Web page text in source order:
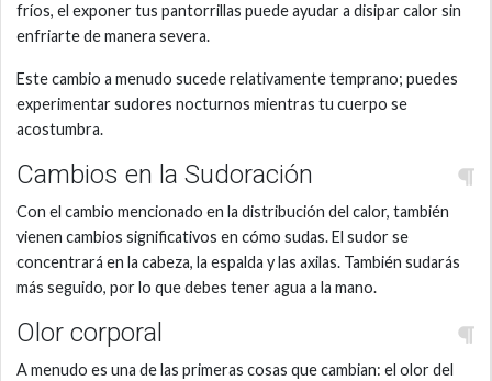
fríos, el exponer tus pantorrillas puede ayudar a disipar calor sin
enfriarte de manera severa.
Este cambio a menudo sucede relativamente temprano; puedes
experimentar sudores nocturnos mientras tu cuerpo se
acostumbra.
Cambios en la Sudoración
Con el cambio mencionado en la distribución del calor, también
vienen cambios significativos en cómo sudas. El sudor se
concentrará en la cabeza, la espalda y las axilas. También sudarás
más seguido, por lo que debes tener agua a la mano.
Olor corporal
A menudo es una de las primeras cosas que cambian: el olor del